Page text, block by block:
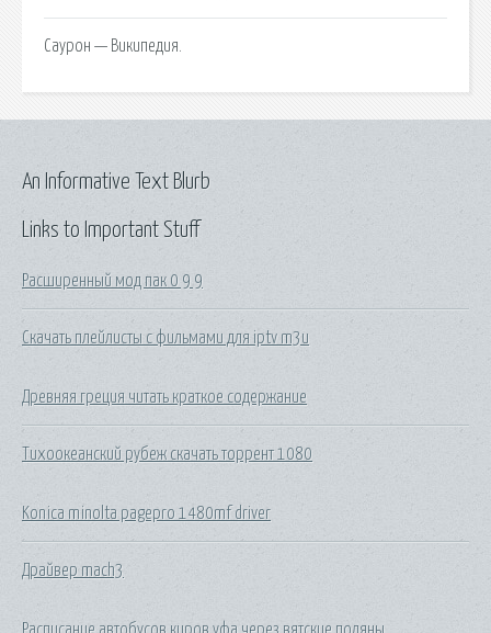
Саурон — Википедия.
Links to Important Stuff
Расширенный мод пак 0 9 9
Скачать плейлисты с фильмами для iptv m3u
Древняя греция читать краткое содержание
Тихоокеанский рубеж скачать торрент 1080
Konica minolta pagepro 1480mf driver
Драйвер mach3
Расписание автобусов киров уфа через вятские поляны
An Informative Text Blurb